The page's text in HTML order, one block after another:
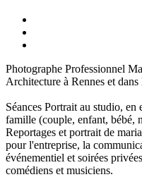
Photographe Professionnel
Architecture à Rennes et
Séances Portrait au studio,
famille (couple, enfant, bébé,
Reportages et portrait de
pour l'entreprise, la
événementiel et soirées
comédiens et musiciens.